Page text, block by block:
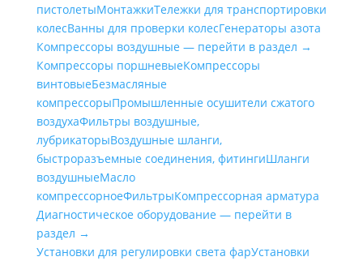
пистолетыМонтажкиТележки для транспортировки
колесВанны для проверки колесГенераторы азота
Компрессоры воздушные — перейти в раздел →
Компрессоры поршневыеКомпрессоры
винтовыеБезмасляные
компрессорыПромышленные осушители сжатого
воздухаФильтры воздушные,
лубрикаторыВоздушные шланги,
быстроразъемные соединения, фитингиШланги
воздушныеМасло
компрессорноеФильтрыКомпрессорная арматура
Диагностическое оборудование — перейти в
раздел →
Установки для регулировки света фарУстановки